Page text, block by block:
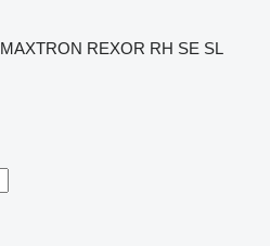
MAXTRON REXOR RH SE SL